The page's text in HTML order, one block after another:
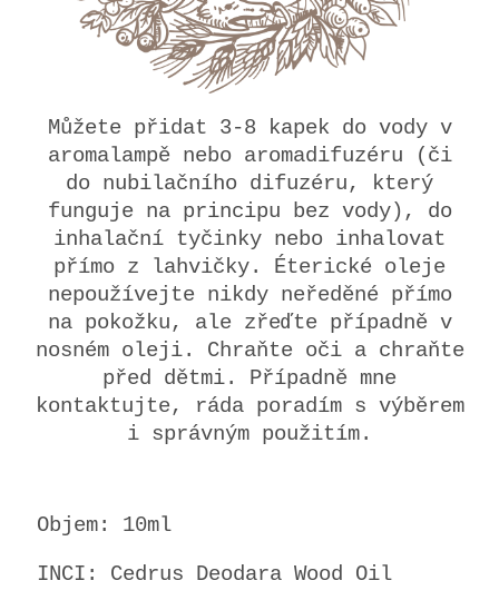
Můžete přidat 3-8 kapek do vody v
aromalampě nebo aromadifuzéru (či
do nubilačního difuzéru, který
funguje na principu bez vody), do
inhalační tyčinky nebo inhalovat
přímo z lahvičky. Éterické oleje
nepoužívejte nikdy neředěné přímo
na pokožku, ale zřeďte případně v
nosném oleji. Chraňte oči a chraňte
před dětmi. Případně mne
kontaktujte, ráda poradím s výběrem
i správným použitím.
Objem: 10ml
INCI: Cedrus Deodara Wood Oil